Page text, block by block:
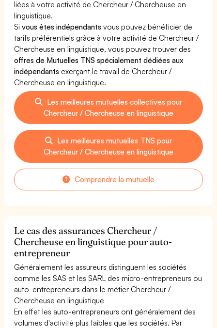
liées à votre activité de Chercheur / Chercheuse en
linguistique.
Sivous êtes indépendants vous pouvez bénéficier de
tarifs préférentiels grâce à votre activité de Chercheur /
Chercheuse en linguistique, vous pouvez trouver des
offres de Mutuelles TNS spécialement dédiées aux
indépendants exerçant le travail de Chercheur /
Chercheuse en linguistique.
Les meilleures mutuelles collectives pour
Chercheur / Chercheuse en linguistique
Les meilleures mutuelles TNS pour
Chercheur / Chercheuse en linguistique
Comprendre la mutuelle
Le cas des assurances Chercheur /
Chercheuse en linguistique pour auto-
entrepreneur
Généralement les assureurs distinguent les sociétés
comme les SAS et les SARL des micro-entrepreneurs ou
auto-entrepreneurs dans le métier Chercheur /
Chercheuse en linguistique
En effet les auto-entrepreneurs ont généralement des
volumes d'activité plus faibles que les sociétés. Par